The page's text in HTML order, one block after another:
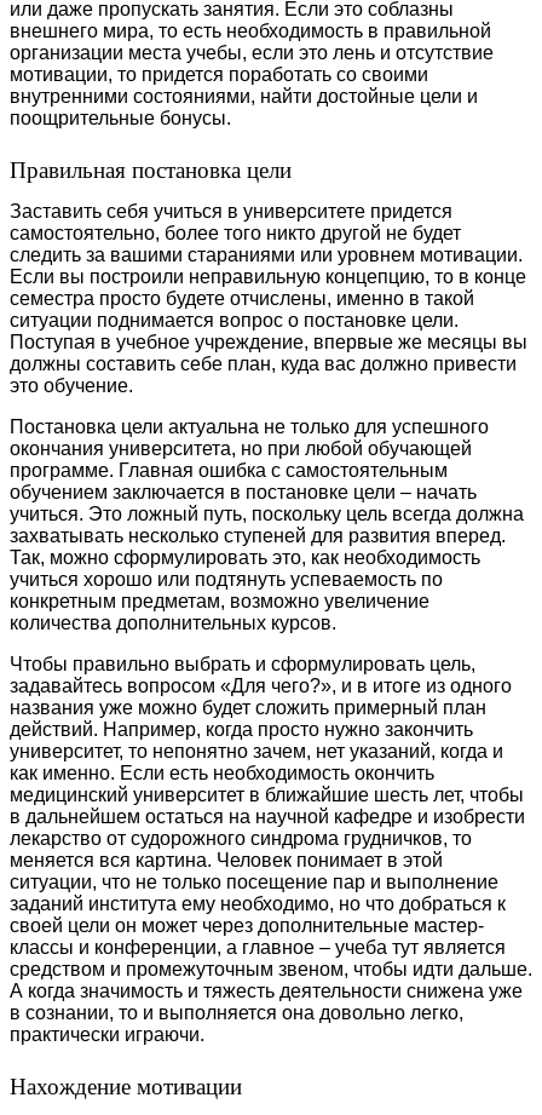
или даже пропускать занятия. Если это соблазны
внешнего мира, то есть необходимость в правильной
организации места учебы, если это лень и отсутствие
мотивации, то придется поработать со своими
внутренними состояниями, найти достойные цели и
поощрительные бонусы.
Правильная постановка цели
Заставить себя учиться в университете придется
самостоятельно, более того никто другой не будет
следить за вашими стараниями или уровнем мотивации.
Если вы построили неправильную концепцию, то в конце
семестра просто будете отчислены, именно в такой
ситуации поднимается вопрос о постановке цели.
Поступая в учебное учреждение, впервые же месяцы вы
должны составить себе план, куда вас должно привести
это обучение.
Постановка цели актуальна не только для успешного
окончания университета, но при любой обучающей
программе. Главная ошибка с самостоятельным
обучением заключается в постановке цели – начать
учиться. Это ложный путь, поскольку цель всегда должна
захватывать несколько ступеней для развития вперед.
Так, можно сформулировать это, как необходимость
учиться хорошо или подтянуть успеваемость по
конкретным предметам, возможно увеличение
количества дополнительных курсов.
Чтобы правильно выбрать и сформулировать цель,
задавайтесь вопросом «Для чего?», и в итоге из одного
названия уже можно будет сложить примерный план
действий. Например, когда просто нужно закончить
университет, то непонятно зачем, нет указаний, когда и
как именно. Если есть необходимость окончить
медицинский университет в ближайшие шесть лет, чтобы
в дальнейшем остаться на научной кафедре и изобрести
лекарство от судорожного синдрома грудничков, то
меняется вся картина. Человек понимает в этой
ситуации, что не только посещение пар и выполнение
заданий института ему необходимо, но что добраться к
своей цели он может через дополнительные мастер-
классы и конференции, а главное – учеба тут является
средством и промежуточным звеном, чтобы идти дальше.
А когда значимость и тяжесть деятельности снижена уже
в сознании, то и выполняется она довольно легко,
практически играючи.
Нахождение мотивации